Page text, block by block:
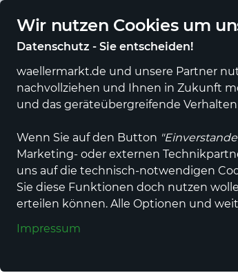
Wir nutzen Cookies um
Datenschutz - Sie entscheiden!
waellermarkt.de und unsere Partner
nachvollziehen und Ihnen in Zukunft
und das geräteübergreifende
Wenn Sie auf den Button
Marketing- oder externen
uns auf die technisch-notwendigen
Sie diese Funktionen doch nutzen
erteilen können. Alle Optionen und
Impressum
Alle Produkte Alle Anbieter
Finanzdienstleistung, Bank
Sparkasse